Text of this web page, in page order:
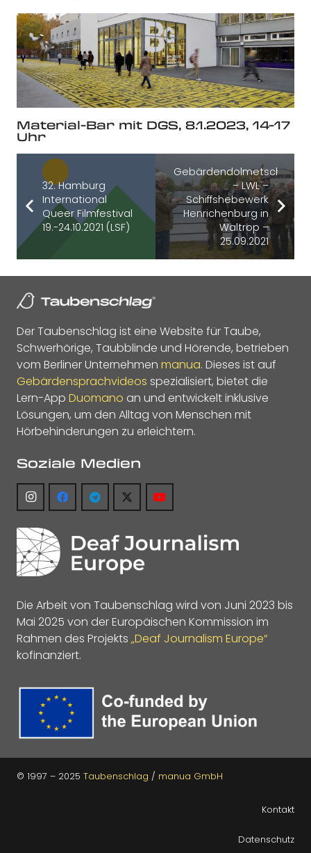
Material-Bar mit DGS, 8.1.2023, 14-17
Uhr
32. Hamburg
International
Queer Filmfestival
19.-24.10.2021 (LSF)
– LWL –
Schiffshebewerk
Henrichenburg in
Waltrop –
25.09.2021
Der Taubenschlag ist eine Website für Taube,
Schwerhörige, Taubblinde und Hörende, betrieben
vom Berliner Unternehmen manua. Dieses ist auf
Gebärdensprachvideos spezialisiert, bietet die
Lern-App Duomano an und entwickelt inklusive
Lösungen, um den Alltag von Menschen mit
Hörbehinderungen zu erleichtern.
Soziale Medien
Die Arbeit von Taubenschlag wird von Juni 2023 bis
Mai 2025 von der Europäischen Kommission im
Rahmen des Projekts „Deaf Journalism Europe“
kofinanziert.
© 1997 – 2025 Taubenschlag / manua GmbH
Kontakt
Datenschutz